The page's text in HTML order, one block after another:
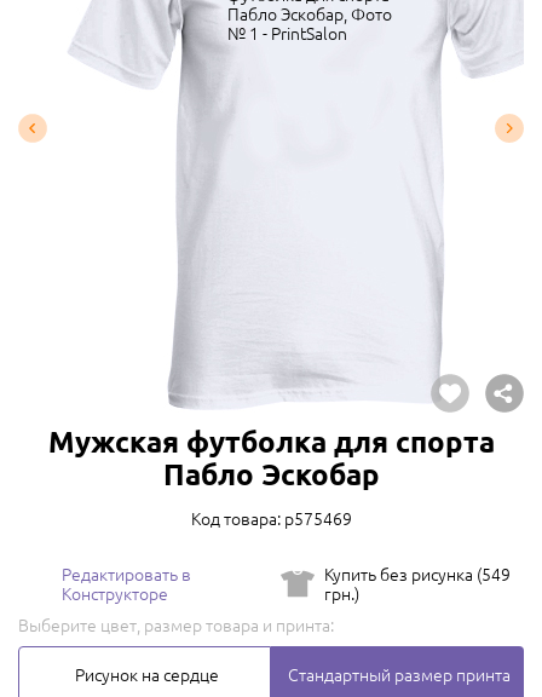
Мужская футболка для спорта
Пабло Эскобар
Код товара: p575469
Редактировать в
Конструкторе
Купить без рисунка (549
грн.)
Выберите цвет, размер товара и принта:
Рисунок на сердце Стандартный размер принта